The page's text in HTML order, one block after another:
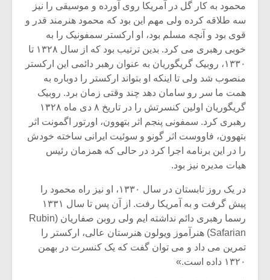
محمود به کار گل در آمریکا روی آورده و موسیقی را نیز
سه طلاقه کرده ولی مهم این بود که محمود هنرمند قدر و
قوی بود و آنچه مسلم بود، او ارکستر سمفونیک را به
خوبی رهبری می کرد. بدین ترتیب بود که از سال ۱۳۲۸ تا
۱۳۳۰، روبیک گریگوریان به عنوان رهبر دائمی این ارکستر
منصوب شد ولی تا اینکه او بتواند ارکستر را دوباره به
همت ما سر رو سامان دهد چند وقتی زمان برد. روبیک
گریگوریان اولین کنسرتش را در تاریخ ۸ دی ماه ۱۳۲۸
رهبری کرد. سمفونی پنجم اثر بتهوون، اورتور اگمونت اثر
بتهوون، فاووست اثر گونو و سوئیت ایرانی ساخته خودش
را در این برنامه اجرا کرد در حالی که همزمان رئیس
هیات مدیره نیز بود.
در یک روز تابستان در سال ۱۳۳۰، او نیز راه محمود را
پیش گرفت و به آمریکا رفت. از آن پس تا سال ۱۳۳۱
رسما رهبری دائم نداشته ایم ولی روبن صفاریان (Rubin
Safarian) هنرآموز ویولون هنرستان عالی، ارکستر را
تمرین می داد و می توان گفت که یک کنسرت در بهمن
۱۳۲۰ داده است.»
میکلوش روژا
یادداشتی بر موسیقی
متن فیلم «متری
شیش و نیم»
اگر نمی توانی
مشهورترین باشی،
موسیقی
سکانسی